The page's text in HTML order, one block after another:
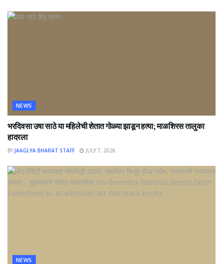
NEWS
भरदिवसा उषा साठे या महिलेची शेतात गोळ्या झाडून हत्या; माळशिरस तालुका
हादरला
BY JAAGLYA BHARAT STAFF JULY 7, 2026
NEWS